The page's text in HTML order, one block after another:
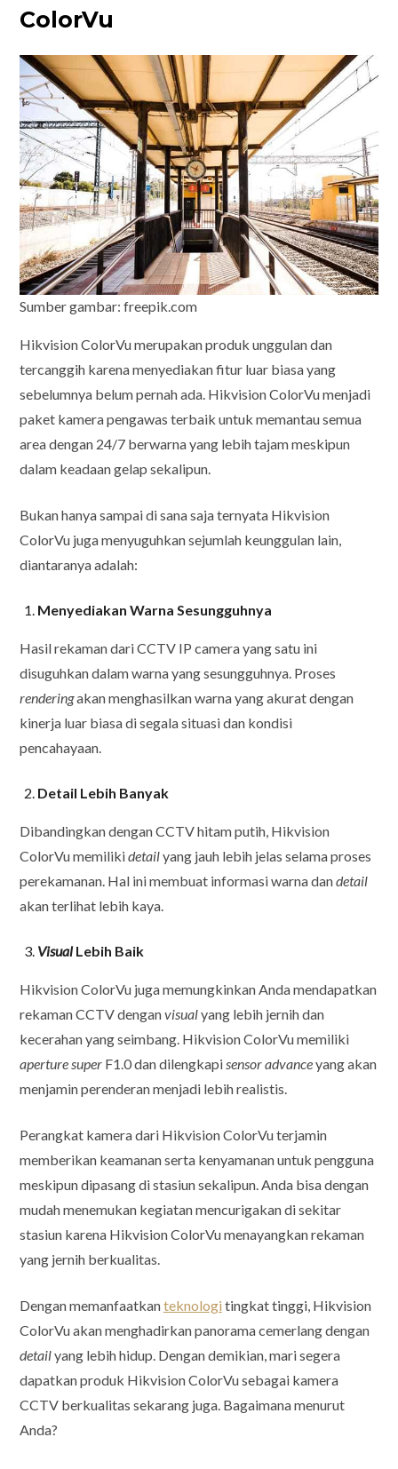
ColorVu
Sumber gambar: freepik.com
Hikvision ColorVu merupakan produk unggulan dan
tercanggih karena menyediakan fitur luar biasa yang
sebelumnya belum pernah ada. Hikvision ColorVu menjadi
paket kamera pengawas terbaik untuk memantau semua
area dengan 24/7 berwarna yang lebih tajam meskipun
dalam keadaan gelap sekalipun.
Bukan hanya sampai di sana saja ternyata Hikvision
ColorVu juga menyuguhkan sejumlah keunggulan lain,
diantaranya adalah:
Menyediakan Warna Sesungguhnya
Hasil rekaman dari CCTV IP camera yang satu ini
disuguhkan dalam warna yang sesungguhnya. Proses
renderingakan menghasilkan warna yang akurat dengan
kinerja luar biasa di segala situasi dan kondisi
pencahayaan.
Detail Lebih Banyak
Dibandingkan dengan CCTV hitam putih, Hikvision
ColorVu memilikidetailyang jauh lebih jelas selama proses
perekamanan. Hal ini membuat informasi warna dandetail
akan terlihat lebih kaya.
VisualLebih Baik
Hikvision ColorVu juga memungkinkan Anda mendapatkan
rekaman CCTV denganvisualyang lebih jernih dan
kecerahan yang seimbang. Hikvision ColorVu memiliki
aperture superF1.0 dan dilengkapisensoradvanceyang akan
menjamin perenderan menjadi lebih realistis.
Perangkat kamera dari Hikvision ColorVu terjamin
memberikan keamanan serta kenyamanan untuk pengguna
meskipun dipasang di stasiun sekalipun. Anda bisa dengan
mudah menemukan kegiatan mencurigakan di sekitar
stasiun karena Hikvision ColorVu menayangkan rekaman
yang jernih berkualitas.
Dengan memanfaatkanteknologi tingkat tinggi, Hikvision
ColorVu akan menghadirkan panorama cemerlang dengan
detailyang lebih hidup. Dengan demikian, mari segera
dapatkan produk Hikvision ColorVu sebagai kamera
CCTV berkualitas sekarang juga. Bagaimana menurut
Anda?